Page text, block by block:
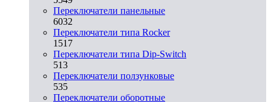
Переключатели панельные
6032
Переключатели типа Rocker
1517
Переключатели типа Dip-Switch
513
Переключатели ползунковые
535
Переключатели оборотные